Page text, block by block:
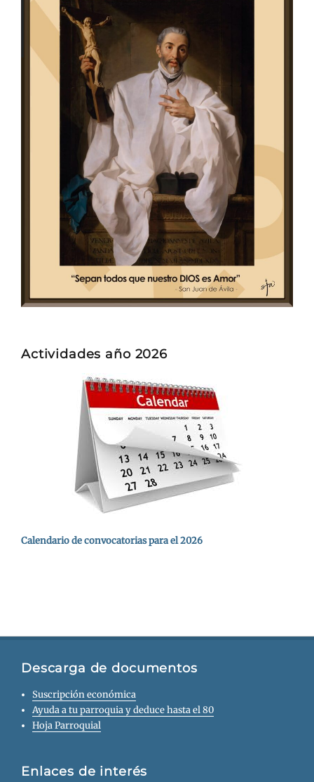
Actividades año 2026
Calendario de convocatorias para el 2026
Descarga de documentos
Suscripción económica
Ayuda a tu parroquia y deduce hasta el 80
Hoja Parroquial
Enlaces de interés